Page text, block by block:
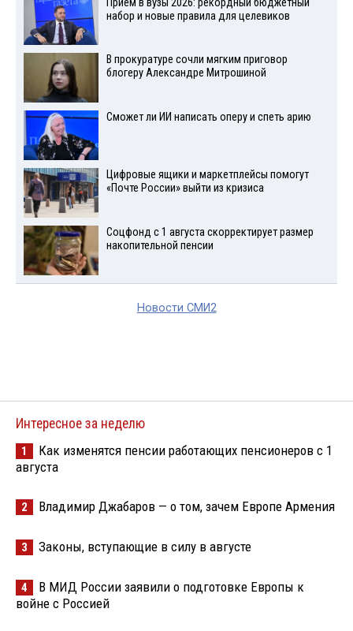
набор и новые правила для целевиков
В прокуратуре сочли мягким приговор
блогеру Александре Митрошиной
Сможет ли ИИ написать оперу и спеть арию
Цифровые ящики и маркетплейсы помогут
«Почте России» выйти из кризиса
Соцфонд с 1 августа скорректирует размер
накопительной пенсии
Новости СМИ2
Интересное за неделю
1
Как изменятся пенсии работающих пенсионеров с 1
августа
2 Владимир Джабаров — о том, зачем Европе Армения
3 Законы, вступающие в силу в августе
4
В МИД России заявили о подготовке Европы к
войне с Россией